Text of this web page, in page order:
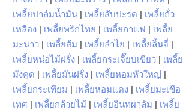
เพลี้ยปาล์มน้ำมัน | เพลี้ยสับปะรด | เพลี้ยถั่ว
เหลือง | เพลี้ยพริกไทย | เพลี้ยกาแฟ | เพลี้ย
มะนาว | เพลี้ยส้ม | เพลี้ยลำไย | เพลี้ยลิ้นจี่ |
เพลี้ยหน่อไม้ฝรั่ง | เพลี้ยกระเจี๊ยบเขียว | เพลี้ย
มังคุด | เพลี้ยมันฝรั่ง | เพลี้ยหอมหัวใหญ่ |
เพลี้ยกระเทียม | เพลี้ยหอมแดง | เพลี้ยมะเขือ
เทศ | เพลี้ยกล้วยไม้ | เพลี้ยอินทผาลัม | เพลี้ย